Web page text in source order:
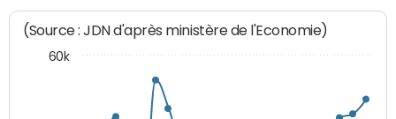
(Source : JDN d'après ministère de l'Economie)
60k